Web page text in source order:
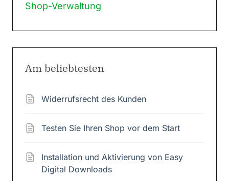
Shop-Verwaltung
Am beliebtesten
Widerrufsrecht des Kunden
Testen Sie Ihren Shop vor dem Start
Installation und Aktivierung von Easy
Digital Downloads